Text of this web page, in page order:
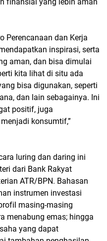
finansial yang lebih aman
Perencanaan dan Kerja
inspirasi, serta
aman, dan bisa dimulai
kita lihat di situ ada
bisa digunakan, seperti
dan lain sebagainya. Ini
positif, juga
konsumtif,”
luring dan daring ini
dari Bank Rakyat
ATR/BPN. Bahasan
instrumen investasi
masing-masing
menabung emas; hingga
yang dapat